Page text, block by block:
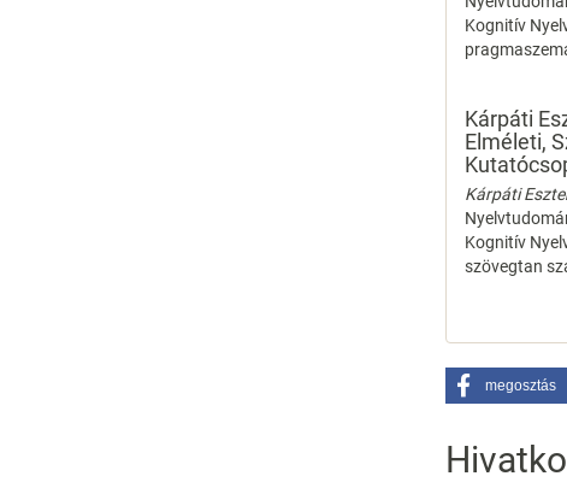
Kognitív
Kárpáti
Elméleti,
Kárpáti
Kognitív
szövegtan
megosztás